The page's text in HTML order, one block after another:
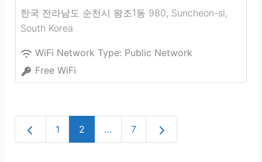
한국 전라남도 순천시 왕조1동 980, Suncheon-si,
South Korea
WiFi Network Type: Public Network
Free WiFi
Newer posts
1 2 … 7 Older posts